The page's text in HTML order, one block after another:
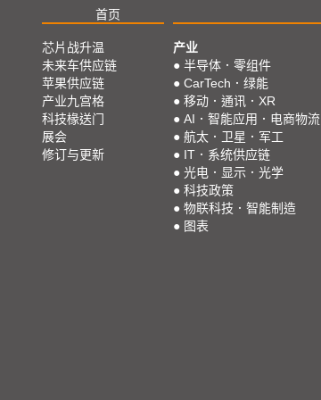
首页
芯片战升温
未来车供应链
苹果供应链
产业九宫格
科技椽送门
展会
修订与更新
产业
● 半导体．零组件
● CarTech．绿能
● 移动．通讯．XR
● AI．智能应用．电商物流
● 航太．卫星．军工
● IT．系统供应链
● 光电．显示．光学
● 科技政策
● 物联科技．智能制造
● 图表